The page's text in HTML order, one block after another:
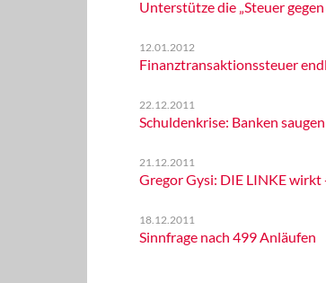
Unterstütze die „Steuer
12.01.2012
Finanztransaktionssteuer
22.12.2011
Schuldenkrise: Banken
21.12.2011
Gregor Gysi: DIE LINKE wirkt
18.12.2011
Sinnfrage nach 499 Anläufen